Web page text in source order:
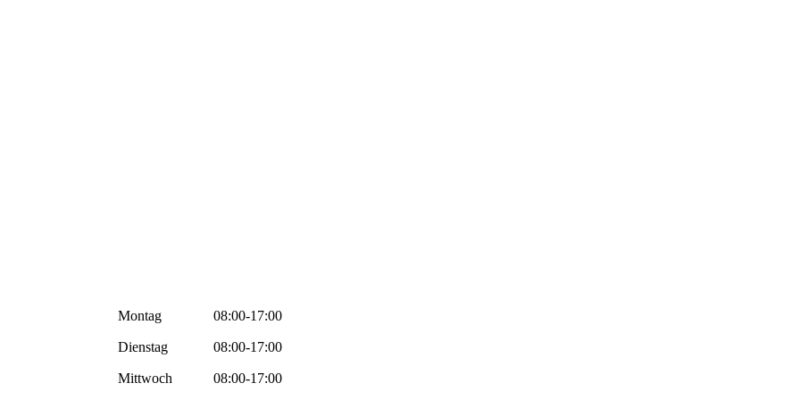
Montag 08:00-17:00
Dienstag 08:00-17:00
Mittwoch 08:00-17:00